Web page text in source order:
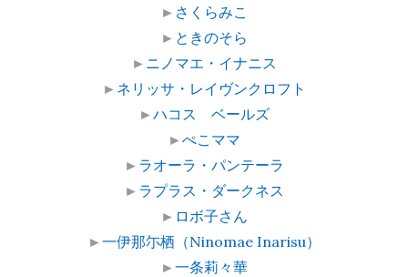
► さくらみこ
► ときのそら
► ニノマエ・イナニス
► ネリッサ・レイヴンクロフト
►ハコス ベールズ
►ぺこママ
► ラオーラ・パンテーラ
► ラプラス・ダークネス
► ロボ子さん
►一伊那尓栖（Ninomae Inarisu）
►一条莉々華